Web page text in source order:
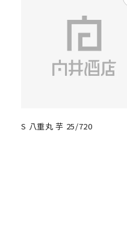
S 八重丸 芋 25/720